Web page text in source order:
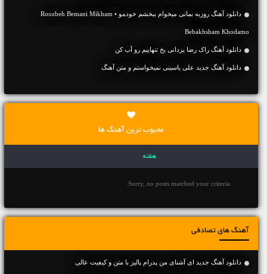
دانلود آهنگ روزبه بمانی میخوام ببخشم خودمو • Roozbeh Bemani Mikham
Bebakhsham Khodamo
دانلود آهنگ راک رضا یزدانی یخ تنهاییم رو آب کن
دانلود آهنگ جديد علی یاسینی نمیخواستم و متن آهنگ
محبوب ترین آهنگ ها
هفته
Sorry, no posts matched your criteria.
آهنگ های تصادفی
دانلود آهنگ جديد ای آشنای من پدرام پالیز با متن و کیفیت عالی